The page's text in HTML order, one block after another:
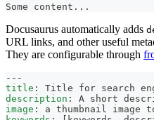
Some content...
Docusaurus automatically adds
URL links, and other useful
They are configurable through
---
title :
Title for search
description :
A short
image :
a thumbnail image